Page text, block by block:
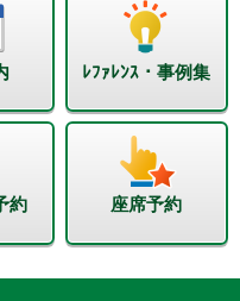
ﾚﾌｧﾚﾝｽ・事例集
約 座席予約